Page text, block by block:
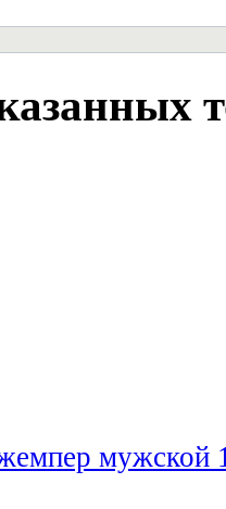
мужской